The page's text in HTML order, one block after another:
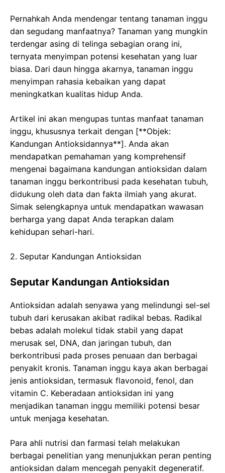
Pernahkah Anda mendengar tentang tanaman inggu
dan segudang manfaatnya? Tanaman yang mungkin
terdengar asing di telinga sebagian orang ini,
ternyata menyimpan potensi kesehatan yang luar
biasa. Dari daun hingga akarnya, tanaman inggu
menyimpan rahasia kebaikan yang dapat
meningkatkan kualitas hidup Anda.
Artikel ini akan mengupas tuntas manfaat tanaman
inggu, khususnya terkait dengan [**Objek:
Kandungan Antioksidannya**]. Anda akan
mendapatkan pemahaman yang komprehensif
mengenai bagaimana kandungan antioksidan dalam
tanaman inggu berkontribusi pada kesehatan tubuh,
didukung oleh data dan fakta ilmiah yang akurat.
Simak selengkapnya untuk mendapatkan wawasan
berharga yang dapat Anda terapkan dalam
kehidupan sehari-hari.
2. Seputar Kandungan Antioksidan
Seputar Kandungan Antioksidan
Antioksidan adalah senyawa yang melindungi sel-sel
tubuh dari kerusakan akibat radikal bebas. Radikal
bebas adalah molekul tidak stabil yang dapat
merusak sel, DNA, dan jaringan tubuh, dan
berkontribusi pada proses penuaan dan berbagai
penyakit kronis. Tanaman inggu kaya akan berbagai
jenis antioksidan, termasuk flavonoid, fenol, dan
vitamin C. Keberadaan antioksidan ini yang
menjadikan tanaman inggu memiliki potensi besar
untuk menjaga kesehatan.
Para ahli nutrisi dan farmasi telah melakukan
berbagai penelitian yang menunjukkan peran penting
antioksidan dalam mencegah penyakit degeneratif.